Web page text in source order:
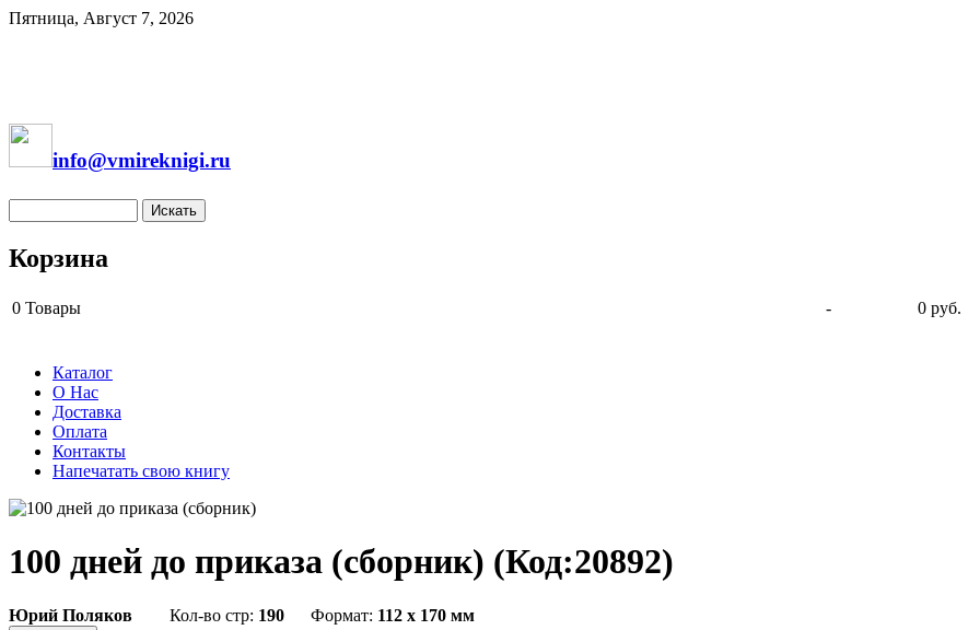
Пятница, Август 7, 2026
info@vmireknigi.ru
Корзина
0 Товары - 0 руб.
Каталог
О Нас
Доставка
Оплата
Контакты
Напечатать свою книгу
100 дней до приказа (сборник) (Код:20892)
Юрий Поляков Кол-во стр: 190 Формат: 112 x 170 мм